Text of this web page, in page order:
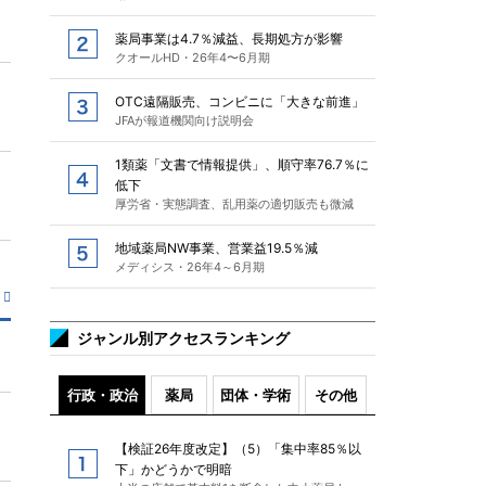
薬局事業は4.7％減益、長期処方が影響
クオールHD・26年4〜6月期
OTC遠隔販売、コンビニに「大きな前進」
JFAが報道機関向け説明会
1類薬「文書で情報提供」、順守率76.7％に
低下
厚労省・実態調査、乱用薬の適切販売も微減
地域薬局NW事業、営業益19.5％減
メディシス・26年4～6月期
ジャンル別アクセスランキング
行政・政治 薬局 団体・学術 その他
【検証26年度改定】（5）「集中率85％以
下」かどうかで明暗